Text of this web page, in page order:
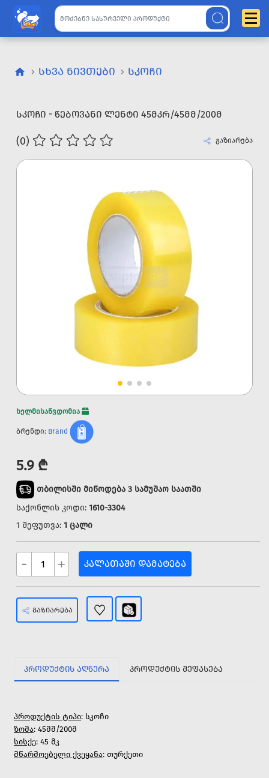
ᲡᲮᲕᲐ ᲜᲘᲕᲗᲔᲑᲘ ᲡᲙᲝᲩᲘ
ᲡᲙᲝᲩᲘ - ᲬᲔᲑᲝᲕᲐᲜᲘ ᲚᲔᲜᲢᲘ 45ᲛᲙᲠ/45ᲛᲛ/200Მ
(0) გაზიარება
ხელმისაწვდომია
ბრენდი: Brand
5.9 ₾
თბილისში მიწოდება 3 სამუშაო საათში
საქონლის კოდი: 1610-3304
1 შეფუთვა: 1 ცალი
- + ᲙᲐᲚᲐᲗᲐᲨᲘ ᲓᲐᲛᲐᲢᲔᲑᲐ
ᲒᲐᲖᲘᲐᲠᲔᲑᲐ
ᲞᲠᲝᲓᲣᲥᲢᲘᲡ ᲐᲦᲬᲔᲠᲐ ᲞᲠᲝᲓᲣᲥᲢᲘᲡ ᲨᲔᲤᲐᲡᲔᲑᲐ
პროდუქტის ტიპი: სკოჩი
ზომა: 45მმ/200მ
სისქე: 45 მკ
მწარმოებელი ქვეყანა: თურქეთი